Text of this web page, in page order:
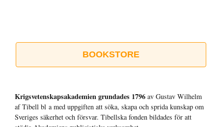
BOOKSTORE
Krigsvetenskap­sakademien grundades 1796 av Gustav Wilhelm
af Tibell bl a med uppgiften att söka, skapa och sprida kunskap om
Sveriges säkerhet och försvar. Tibellska fonden bildades för att